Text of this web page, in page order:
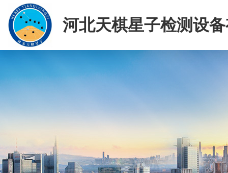
河北天棋星子检测设
司